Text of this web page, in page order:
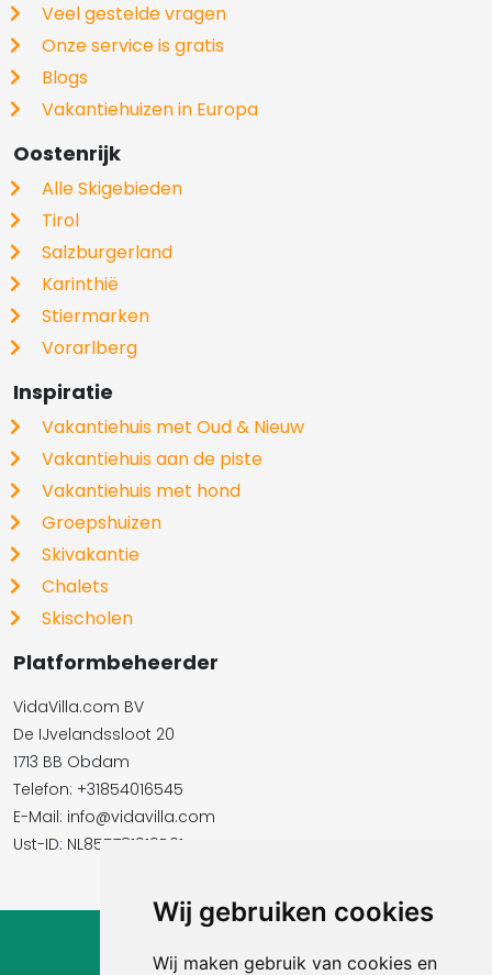
Wij gebruiken cookies
Wij maken gebruik van cookies en
Veel gestelde vragen
Onze service is gratis
Blogs
Vakantiehuizen in Europa
Oostenrijk
Alle Skigebieden
Tirol
Salzburgerland
Karinthië
Stiermarken
Vorarlberg
Inspiratie
Vakantiehuis met Oud & Nieuw
Vakantiehuis aan de piste
Vakantiehuis met hond
Groepshuizen
Skivakantie
Chalets
Skischolen
Platformbeheerder
VidaVilla.com BV
De IJvelandssloot 20
1713 BB Obdam
Telefon: +31854016545
E-Mail:​​​​ info@vidavilla.com
Ust-ID: NL855781919B01
© 2026 Ferienhaus-Tirol.eu